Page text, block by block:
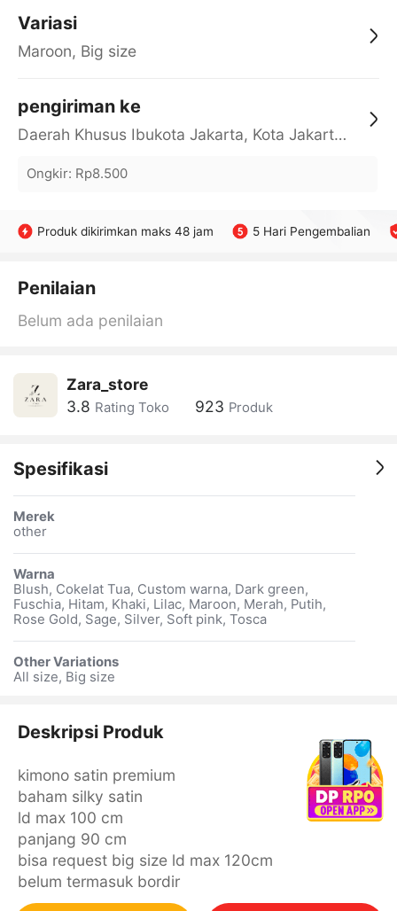
Variasi
Maroon, Big size
pengiriman ke
Daerah Khusus Ibukota Jakarta, Kota Jakarta Barat, Cengkareng, yy
Ongkir: Rp8.500
Produk dikirimkan maks 48 jam 5 Hari Pengembalian
Penilaian
Belum ada penilaian
Zara_store
3.8 Rating Toko 923 Produk
Spesifikasi
Merek
other
Warna
Blush, Cokelat Tua, Custom warna, Dark green,
Fuschia, Hitam, Khaki, Lilac, Maroon, Merah, Putih,
Rose Gold, Sage, Silver, Soft pink, Tosca
Other Variations
All size, Big size
Deskripsi Produk
kimono satin premium
baham silky satin
ld max 100 cm
panjang 90 cm
bisa request big size ld max 120cm
belum termasuk bordir